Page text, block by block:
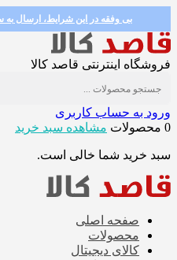
بی وفقه در این شرایط، ارسال
فروشگاه اینترنتی قاصد کالا
ورود به حساب کاربری
0 محصولات
مشاهده سبد خرید
سبد خرید شما خالی است.
صفحه اصلی
محصولات
کالای دیجیتال